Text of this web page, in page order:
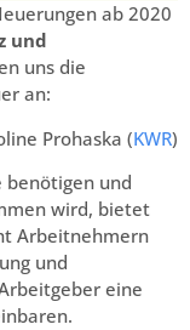
ab 2020
und
uns die
an:
Prohaska (KWR)
benötigen und
wird, bietet
Arbeitnehmern
und
eine